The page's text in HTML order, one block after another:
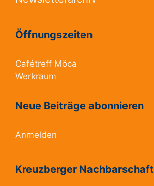
Öffnungszeiten
Cafétreff Möca
Werkraum
Neue Beiträge abonnieren
Anmelden
Kreuzberger Nachbarschaft